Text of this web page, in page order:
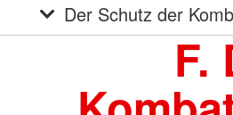
Der Schutz der
F.